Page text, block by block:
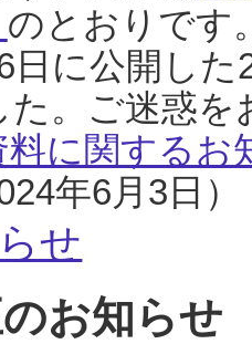
のとおりです
日に公開し
た。ご迷惑
料に関するお
年6月3日）
せ
お知らせ